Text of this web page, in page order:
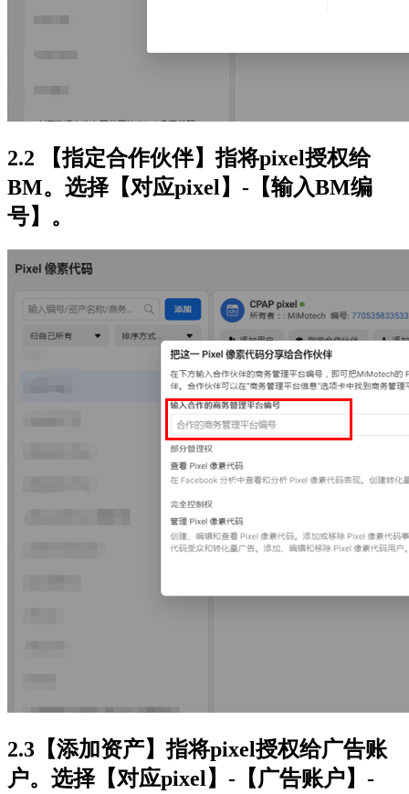
2.2 【指定合作伙伴】指将pixel授权给
BM。选择【对应pixel】-【输入BM编
号】。
2.3【添加资产】指将pixel授权给广告账
户。选择【对应pixel】-【广告账户】-